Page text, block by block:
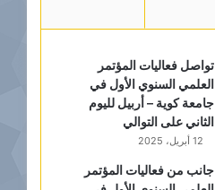
تواصل فعاليات المؤتمر
العلمي السنوي الأول في
جامعة كوية – أربيل لليوم
الثاني على التوالي
12 أبريل، 2025
جانب من فعاليات المؤتمر